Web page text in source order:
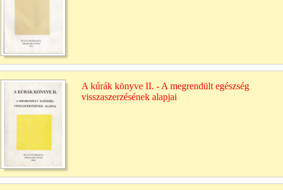
A kúrák könyve II. - A megrendült egészség
visszaszerzésének alapjai